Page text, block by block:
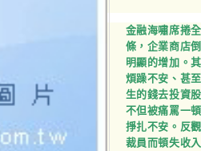
金融海嘯席捲
條，企業商店
明顯的增加。
煩躁不安、甚
生的錢去投資
不但被痛罵一
掙扎不安。反
裁員而頓失收